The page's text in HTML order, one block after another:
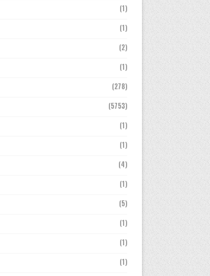
(1)
(1)
(2)
(1)
(278)
(5753)
(1)
(1)
(4)
(1)
(5)
(1)
(1)
(1)